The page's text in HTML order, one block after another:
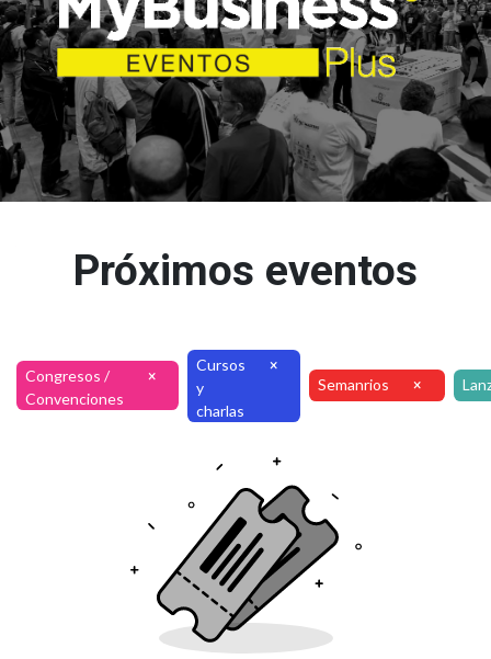
Próximos eventos
Congresos /
Convenciones
×
Cursos
y
charlas
×
Semanrios ×